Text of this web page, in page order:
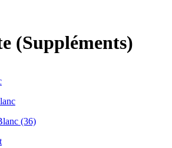
(Suppléments)
(36)